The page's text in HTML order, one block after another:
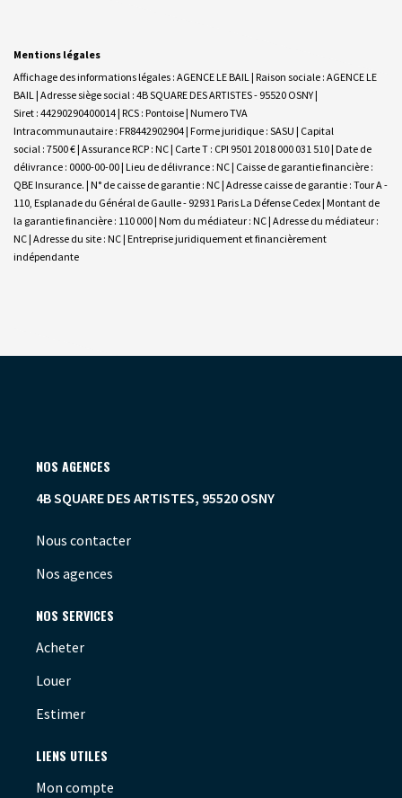
Mentions légales
Affichage des informations légales : AGENCE LE BAIL | Raison sociale : AGENCE LE
BAIL | Adresse siège social : 4B SQUARE DES ARTISTES - 95520 OSNY |
Siret : 44290290400014 | RCS : Pontoise | Numero TVA
Intracommunautaire : FR8442902904 | Forme juridique : SASU | Capital
social : 7500 € | Assurance RCP : NC | Carte T : CPI 9501 2018 000 031 510 | Date de
délivrance : 0000-00-00 | Lieu de délivrance : NC | Caisse de garantie financière :
QBE Insurance. | N° de caisse de garantie : NC | Adresse caisse de garantie : Tour A -
110, Esplanade du Général de Gaulle - 92931 Paris La Défense Cedex | Montant de
la garantie financière : 110 000 | Nom du médiateur : NC | Adresse du médiateur :
NC | Adresse du site : NC | Entreprise juridiquement et financièrement
indépendante
NOS AGENCES
4B SQUARE DES ARTISTES, 95520 OSNY
Nous contacter
Nos agences
NOS SERVICES
Acheter
Louer
Estimer
LIENS UTILES
Mon compte